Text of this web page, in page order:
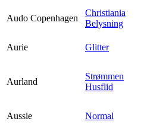
Audo Copenhagen
Christiania
Belysning
Aurie
Glitter
Aurland
Strømmen
Husflid
Aussie
Normal